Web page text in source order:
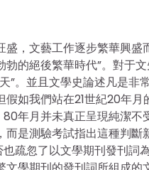
，文藝工作逐步繁華興盛
的絕後繁華時代”。對于
”。並且文學史論述凡是非
如我們站在21世紀20年
年月并未真正呈現純潔
是測驗考試指出這種判斷
疏忽了以文學期刊發刊詞